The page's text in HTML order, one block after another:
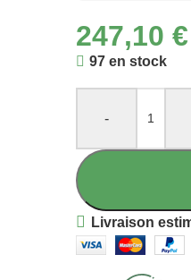
247,10€
97 en stock
-
Livraison